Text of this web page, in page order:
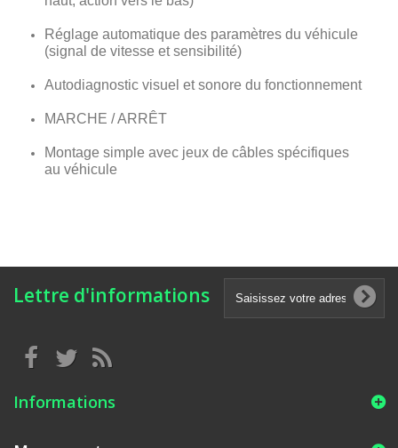
Réglage automatique des paramètres du véhicule
(signal de vitesse et sensibilité)
Autodiagnostic visuel et sonore du fonctionnement
MARCHE / ARRÊT
Montage simple avec jeux de câbles spécifiques
au véhicule
Lettre d'informations
Informations